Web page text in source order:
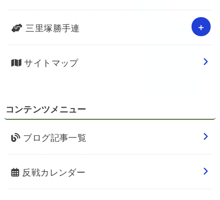
三里塚勝手連
サイトマップ
コンテンツメニュー
ブログ記事一覧
反戦カレンダー